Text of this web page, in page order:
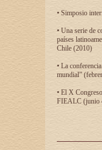
• Simposio
• Una serie de
países
Chile (2010)
• La
mundial”
• El X
FIEALC (junio